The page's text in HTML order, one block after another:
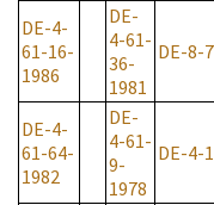
DE-4-
61-16-
1986
DE-
4-61-
36-
1981
DE-8-7
DE-4-
61-64-
1982
DE-
4-61-
9-
1978
DE-4-1